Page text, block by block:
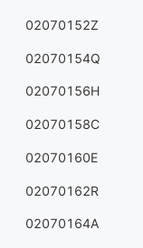
02070152Z
02070154Q
02070156H
02070158C
02070160E
02070162R
02070164A